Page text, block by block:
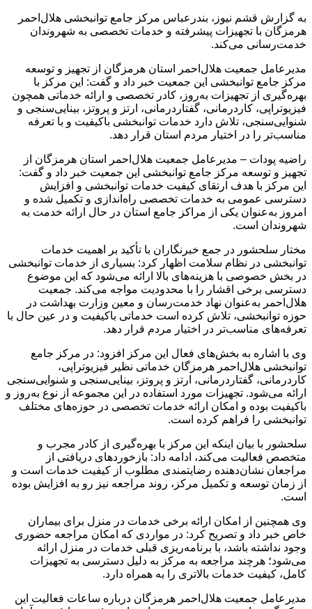
به گزارش قشم نیوز، بندرعباس مرکز جامع توانبخشی هلال‌احمر
هرمزگان با تجهیزات پیشرفته و خدمات تخصصی به شهروندان
خدمت‌رسانی می‌کند.
مدیرعامل جمعیت هلال‌احمر استان هرمزگان از تجهیز و توسعه
مرکز جامع توانبخشی این جمعیت خبر داد و گفت: این مرکز با
بهره‌گیری از تجهیزات به‌روز، کادر تخصصی و ارائه خدماتی همچون
فیزیوتراپی، کاردرمانی، گفتاردرمانی، ارتز و پروتز، بینایی‌سنجی و
شنوایی‌سنجی، تلاش دارد خدمات توانبخشی باکیفیت و با تعرفه
مناسب‌تر را در اختیار مردم استان قرار دهد.
راضیه پودات – مدیرعامل جمعیت هلال‌احمر استان هرمزگان از
تجهیز و توسعه مرکز جامع توانبخشی این جمعیت خبر داد و گفت:
این مرکز با هدف ارتقای کیفیت خدمات توانبخشی و افزایش
دسترسی عمومی به خدمات تخصصی راه‌اندازی و تکمیل شده و
امروز به‌عنوان یکی از مراکز جامع استان در حال ارائه خدمت به
شهروندان است.
مختار سلحشور در جمع خبرنگاران با تأکید بر اهمیت خدمات
توانبخشی در نظام سلامت اظهار کرد: بسیاری از خدمات توانبخشی
در بخش خصوصی با هزینه‌های بالا ارائه می‌شود که این موضوع
دسترسی برخی اقشار را با محدودیت مواجه می‌کند. جمعیت
هلال‌احمر به‌عنوان نهاد خدمت‌رسان و معین وزارت بهداشت در
حوزه توانبخشی، تلاش کرده است خدماتی باکیفیت و در عین حال با
تعرفه‌های مناسب‌تر در اختیار مردم قرار دهد.
وی با اشاره به بخش‌های فعال این مرکز افزود: در مرکز جامع
توانبخشی هلال‌احمر هرمزگان خدماتی نظیر فیزیوتراپی،
کاردرمانی، گفتاردرمانی، ارتز و پروتز، بینایی‌سنجی و شنوایی‌سنجی
ارائه می‌شود. تجهیزات مورد استفاده در این مجموعه از نوع به‌روز و
باکیفیت بوده و امکان ارائه خدمات تخصصی در حوزه‌های مختلف
توانبخشی را فراهم کرده است.
سلحشور با بیان اینکه این مرکز با بهره‌گیری از کادر مجرب و
متخصص فعالیت می‌کند، ادامه داد: بازخوردهای دریافتی از
مراجعان نشان‌دهنده رضایتمندی مطلوب از کیفیت خدمات است و
از زمان توسعه و تکمیل مرکز، روند مراجعه نیز رو به افزایش بوده
است.
وی همچنین از امکان ارائه برخی خدمات در منزل برای بیماران
خاص خبر داد و تصریح کرد: در مواردی که امکان مراجعه حضوری
وجود نداشته باشد، با برنامه‌ریزی قبلی خدمات در منزل ارائه
می‌شود؛ هرچند مراجعه به مرکز به دلیل دسترسی به تجهیزات
کامل، کیفیت خدمات بالاتری را به همراه دارد.
مدیرعامل جمعیت هلال‌احمر هرمزگان درباره ساعات فعالیت این